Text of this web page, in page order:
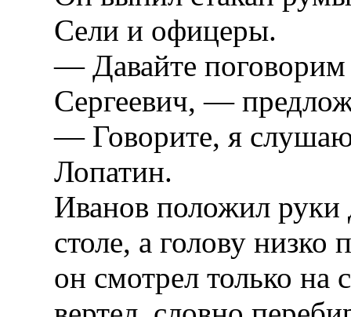
Сели и офицеры.
— Давайте
Сергеевич, —
— Говорите, я
Лопатин.
Иванов положил руки
столе, а голову низко
он смотрел только